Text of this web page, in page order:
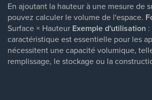
En ajoutant la hauteur à une mesure de
pouvez calculer le volume de l'espace.
Surface × Hauteur Exemple d'utilisation
caractéristique est essentielle pour les
nécessitent une capacité volumique,
remplissage, le stockage ou la